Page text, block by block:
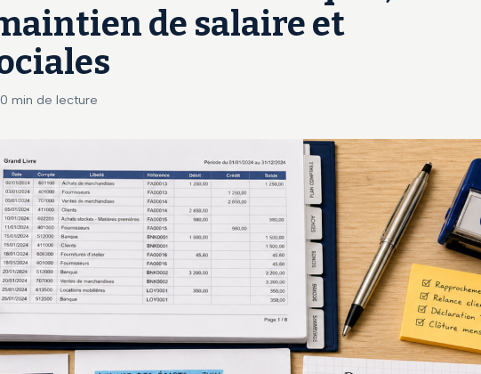
de salaire et
min de lecture